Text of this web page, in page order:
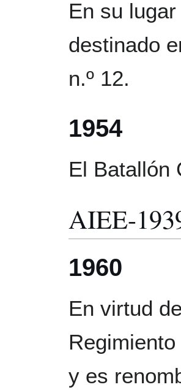
En su
destinado
n.º 12.
1954
El Batallón
AIEE-
1960
En virtud
y es